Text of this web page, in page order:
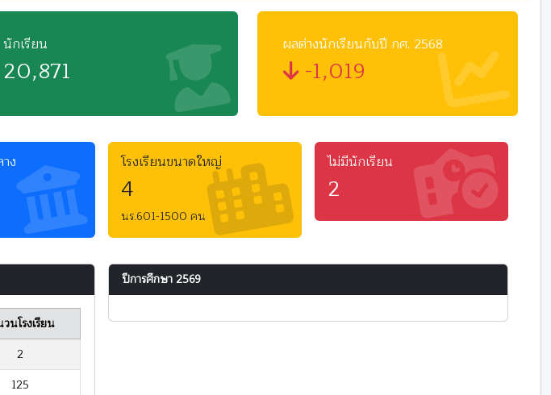
นักเรียน
20,871
ผลต่างนักเรียนกับปี กศ. 2568
-1,019
ง โรงเรียนขนาดใหญ่
4
นร.601-1500 คน
ไม่มีนักเรียน
2
นโรงเรียน
2
125
ปีการศึกษา 2569